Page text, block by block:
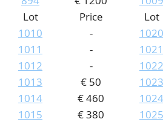
Lot
Price
1010
-
1011
-
1012
-
1013
€ 50
1014
€ 460
1015
€ 380
Lot
1020
1021
1022
1023
1024
1025